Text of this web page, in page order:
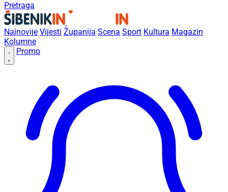
Pretraga
Najnovije Vijesti Županija Scena Sport Kultura Magazin
Kolumne
Promo